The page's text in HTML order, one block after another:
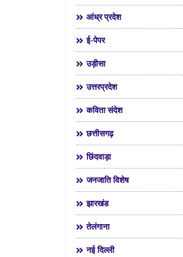
आंध्र प्रदेश
ई-पेपर
उड़ीसा
उत्तरप्रदेश
कविता संदेश
छत्तीसगढ़
छिंदवाड़ा
जनजाति विशेष
झारखंड
तेलंगाना
नई दिल्ली